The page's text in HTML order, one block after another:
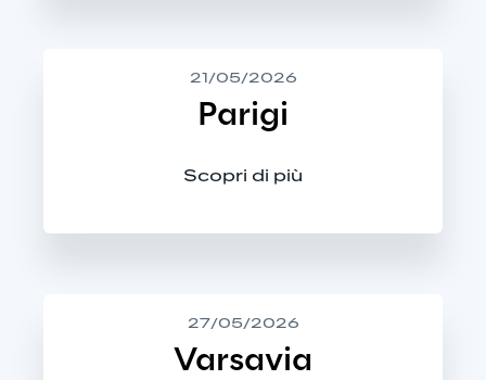
21/05/2026
Parigi
Scopri di più
27/05/2026
Varsavia